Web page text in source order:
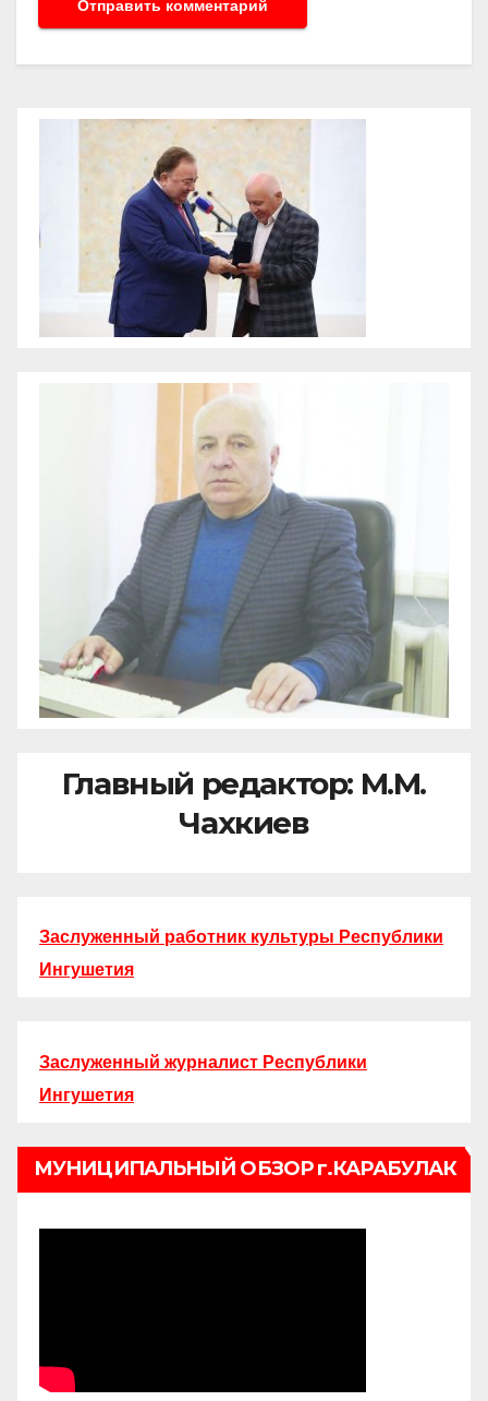
Главный редактор: М.М.
Чахкиев
Заслуженный работник культуры Республики
Ингушетия
Заслуженный журналист Республики
Ингушетия
МУНИЦИПАЛЬНЫЙ ОБЗОР г.КАРАБУЛАК